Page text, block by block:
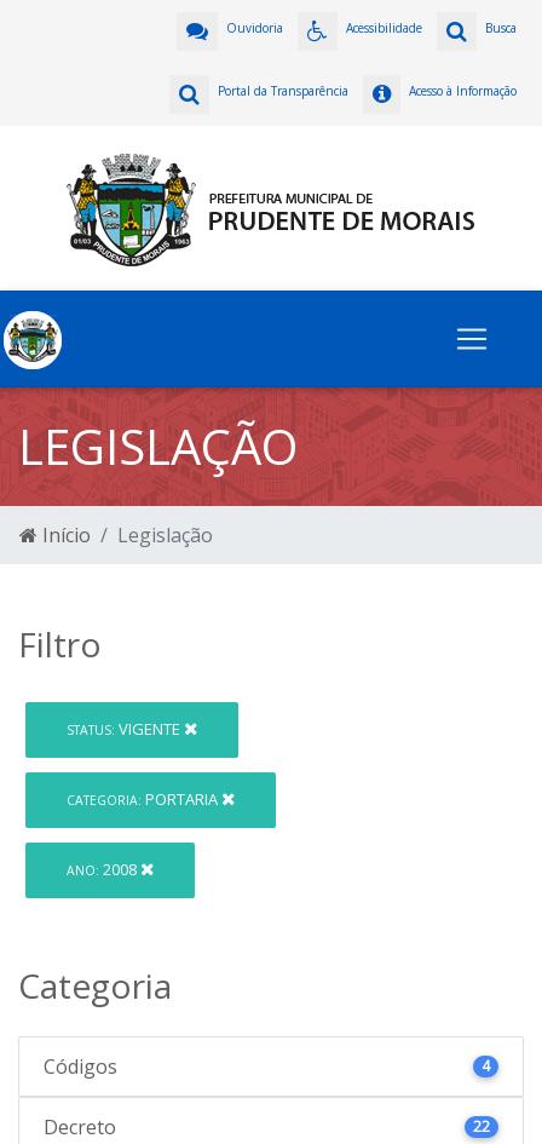
Busca
Acessibilidade
Ouvidoria
Acesso à Informação
Portal da Transparência
LEGISLAÇÃO
Início Legislação
Filtro
STATUS: VIGENTE
CATEGORIA: PORTARIA
ANO: 2008
Categoria
Códigos 4
Decreto 22